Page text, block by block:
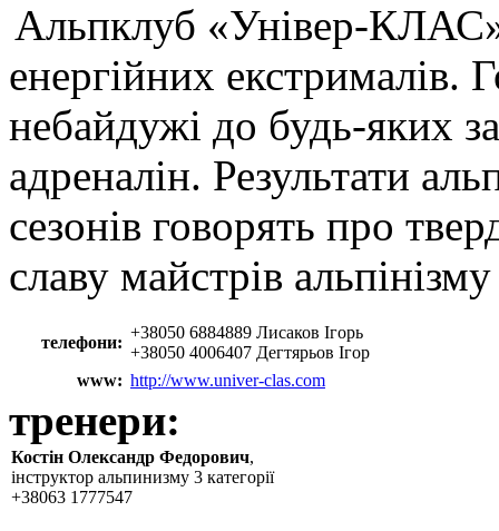
Альпклуб «Універ-КЛАС»
енергійних екстрималів.
небайдужі до будь-яких
адреналін. Результати
сезонів говорять про
славу майстрів
телефони:
+38050 6884889 Лисаков Ігорь
+38050 4006407 Дегтярьов Ігор
www: http://www.univer-clas.com
тренери:
Костін Олександр Федорович,
інструктор альпинизму 3 категорії
+38063 1777547